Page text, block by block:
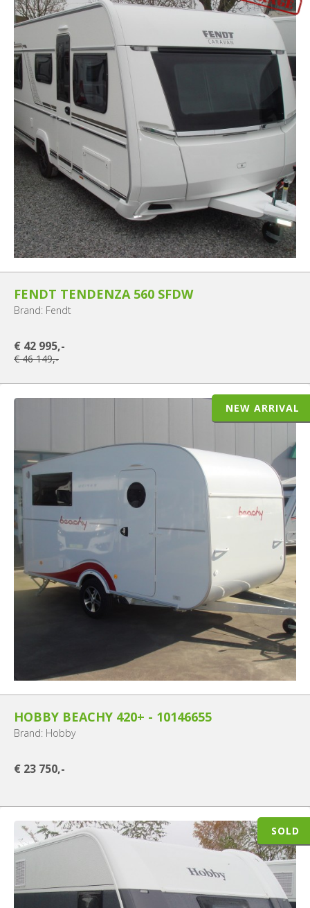
FENDT TENDENZA 560 SFDW
Brand: Fendt
€ 42 995,-
€ 46 149,-
HOBBY BEACHY 420+ - 10146655
Brand: Hobby
€ 23 750,-
NEW ARRIVAL
SOLD